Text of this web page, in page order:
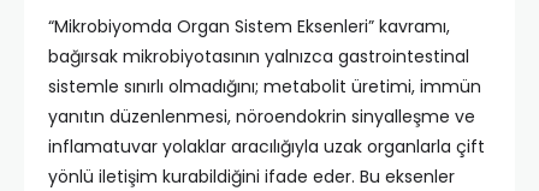
“Mikrobiyomda Organ Sistem Eksenleri” kavramı,
bağırsak mikrobiyotasının yalnızca gastrointestinal
sistemle sınırlı olmadığını; metabolit üretimi, immün
yanıtın düzenlenmesi, nöroendokrin sinyalleşme ve
inflamatuvar yolaklar aracılığıyla uzak organlarla çift
yönlü iletişim kurabildiğini ifade eder. Bu eksenler